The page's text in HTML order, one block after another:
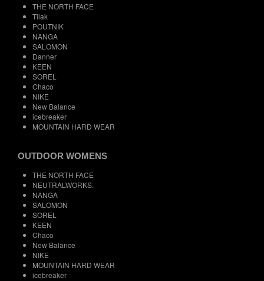
THE NORTH FACE
Tilak
POUTNIK
NANGA
SALOMON
Danner
KEEN
SOREL
Chaco
NIKE
New Balance
icebreaker
MOUNTAIN HARD WEAR
OUTDOOR WOMENS
THE NORTH FACE
NEUTRALWORKS.
NANGA
SALOMON
SOREL
KEEN
Chaco
New Balance
NIKE
MOUNTAIN HARD WEAR
icebreaker